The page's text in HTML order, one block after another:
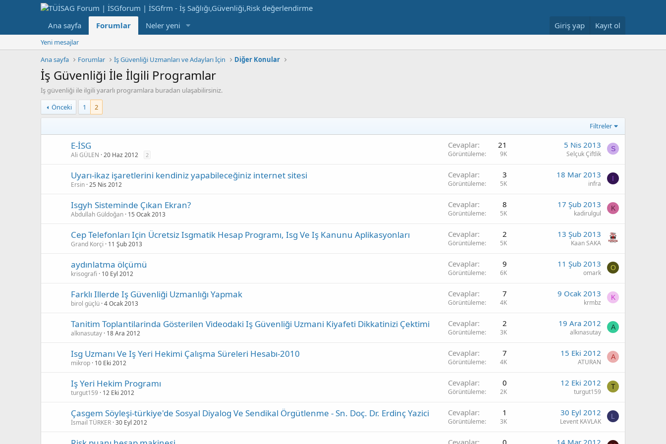
Ana sayfa Forumlar Neler yeni Giriş yap Kayıt ol
Yeni mesajlar
Ana sayfa
Forumlar İş Güvenliği Uzmanları ve Adayları İçin Diğer Konular
İş Güvenliği İle İlgili Programlar
İş güvenliği ile ilgili yararlı programlara buradan ulaşabilirsiniz.
Önceki
1 2
Filtreler
E-İSG
Ali GÜLEN 20 Haz 2012 2
Cevaplar 21
Görüntüleme 9K
5 Nis 2013
Selçuk Çiftlik
S
Uyarı-ikaz işaretlerini kendiniz yapabileceğiniz internet sitesi
Ersin 25 Nis 2012
Cevaplar 3
Görüntüleme 5K
18 Mar 2013
infra
I
Isgyh Sisteminde Çıkan Ekran?
Abdullah Güldoğan 15 Ocak 2013
Cevaplar 8
Görüntüleme 5K
17 Şub 2013
kadirulgul
K
Cep Telefonları Için Ücretsiz Isgmatik Hesap Programı, Isg Ve Iş Kanunu Aplikasyonları
Grand Korçi 11 Şub 2013
Cevaplar 2
Görüntüleme 5K
13 Şub 2013
Kaan SAKA
aydınlatma ölçümü
krisografi 10 Eyl 2012
Cevaplar 9
Görüntüleme 6K
11 Şub 2013
omark
O
Farklı Illerde Iş Güvenliği Uzmanlığı Yapmak
birol güçlü 4 Ocak 2013
Cevaplar 7
Görüntüleme 4K
9 Ocak 2013
krmbz
K
Tanitim Toplantilarinda Gösterilen Videodaki Iş Güvenliği Uzmani Kiyafeti Dikkatinizi Çektimi
alkınasutay 18 Ara 2012
Cevaplar 2
Görüntüleme 3K
19 Ara 2012
alkınasutay
A
Isg Uzmanı Ve Iş Yeri Hekimi Çalışma Süreleri Hesabı-2010
mikrop 10 Eki 2012
Cevaplar 7
Görüntüleme 4K
15 Eki 2012
ATURAN
A
Iş Yeri Hekim Programı
turgut159 12 Eki 2012
Cevaplar 0
Görüntüleme 2K
12 Eki 2012
turgut159
T
İsmail TÜRKER 30 Eyl 2012
Cevaplar 1
Görüntüleme 3K
30 Eyl 2012
Levent KAVLAK
L
Cevaplar 0 14 Mar 2012